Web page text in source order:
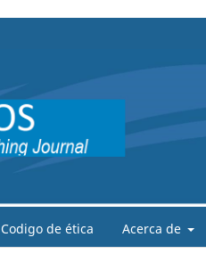
Codigo de ética Acerca de